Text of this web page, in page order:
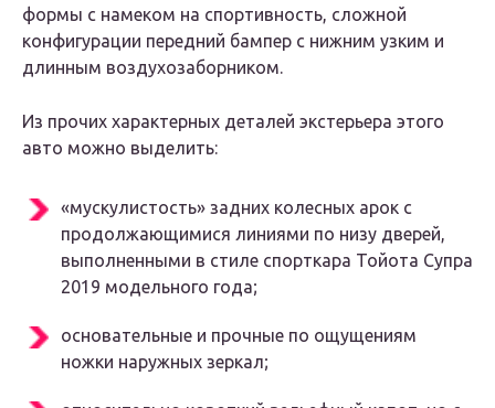
формы с намеком на спортивность, сложной
конфигурации передний бампер с нижним узким и
длинным воздухозаборником.
Из прочих характерных деталей экстерьера этого
авто можно выделить:
«мускулистость» задних колесных арок с
продолжающимися линиями по низу дверей,
выполненными в стиле спорткара Тойота Супра
2019 модельного года;
основательные и прочные по ощущениям
ножки наружных зеркал;